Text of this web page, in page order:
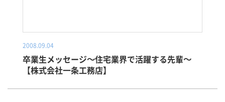
2008.09.04
卒業生メッセージ～住宅業界で活躍する先輩～
【株式会社一条工務店】